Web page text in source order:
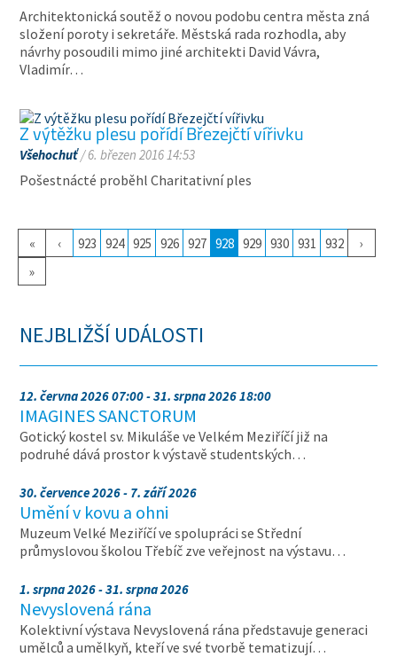
Architektonická soutěž o novou podobu centra města zná
složení poroty i sekretáře. Městská rada rozhodla, aby
návrhy posoudili mimo jiné architekti David Vávra,
Vladimír…
Z výtěžku plesu pořídí Březejčtí vířivku
Všehochuť/ 6. březen 2016 14:53
Pošestnácté proběhl Charitativní ples
« ‹ 923 924 925 926 927 928 929 930 931 932
›
»
NEJBLIŽŠÍ UDÁLOSTI
12. června 2026 07:00 - 31. srpna 2026 18:00
IMAGINES SANCTORUM
Gotický kostel sv. Mikuláše ve Velkém Meziříčí již na
podruhé dává prostor k výstavě studentských…
30. července 2026 - 7. září 2026
Umění v kovu a ohni
Muzeum Velké Meziříčí ve spolupráci se Střední
průmyslovou školou Třebíč zve veřejnost na výstavu…
1. srpna 2026 - 31. srpna 2026
Nevyslovená rána
Kolektivní výstava Nevyslovená rána představuje generaci
umělců a umělkyň, kteří ve své tvorbě tematizují…